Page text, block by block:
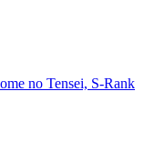
no Tensei, S-Rank